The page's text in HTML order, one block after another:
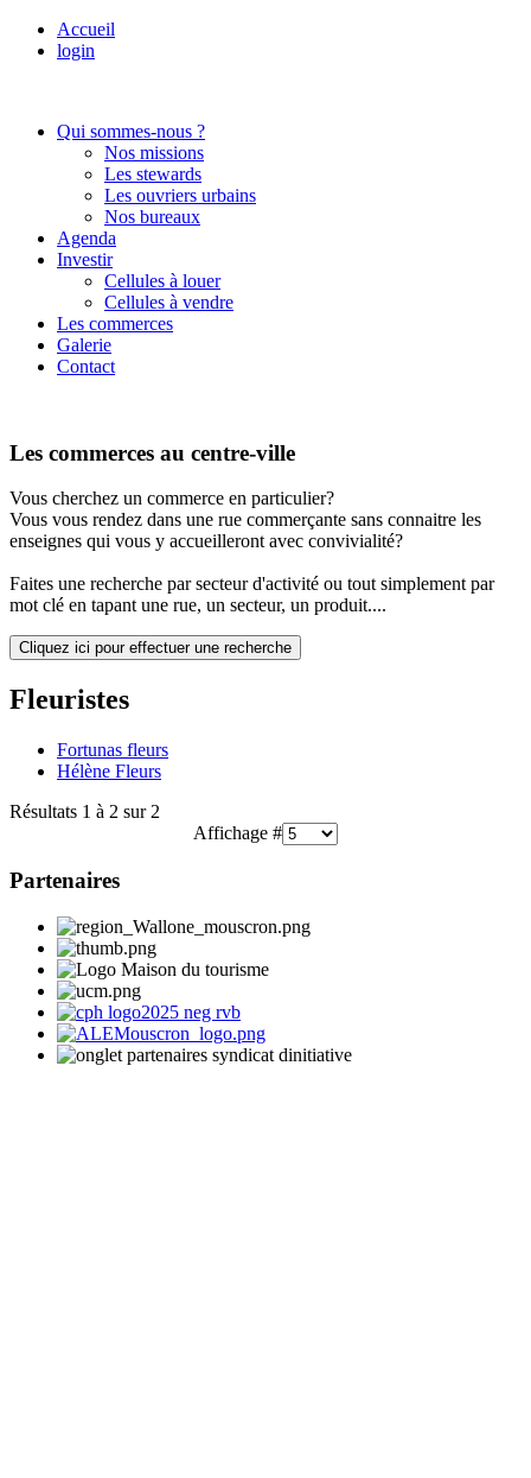
Accueil
login
Qui sommes-nous ?
Nos missions
Les stewards
Les ouvriers urbains
Nos bureaux
Agenda
Investir
Cellules à louer
Cellules à vendre
Les commerces
Galerie
Contact
Les commerces au centre-ville
Vous cherchez un commerce en particulier?
Vous vous rendez dans une rue commerçante sans connaitre les
enseignes qui vous y accueilleront avec convivialité?
Faites une recherche par secteur d'activité ou tout simplement par
mot clé en tapant une rue, un secteur, un produit....
Cliquez ici pour effectuer une recherche
Fleuristes
Fortunas fleurs
Hélène Fleurs
Résultats 1 à 2 sur 2
Affichage #
Partenaires